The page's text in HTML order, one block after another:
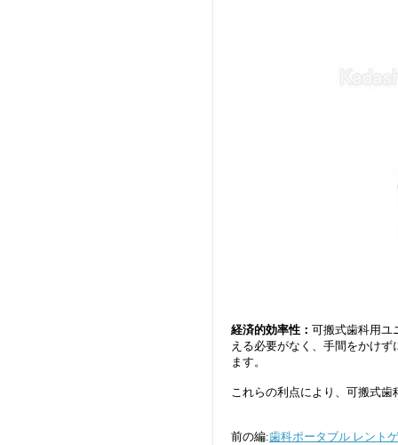
経済的効率性： 可搬式歯科用ユ
える必要がなく、手間をかけ
ます。
これらの利点により、可搬式
前の編:歯科ポータブル レント